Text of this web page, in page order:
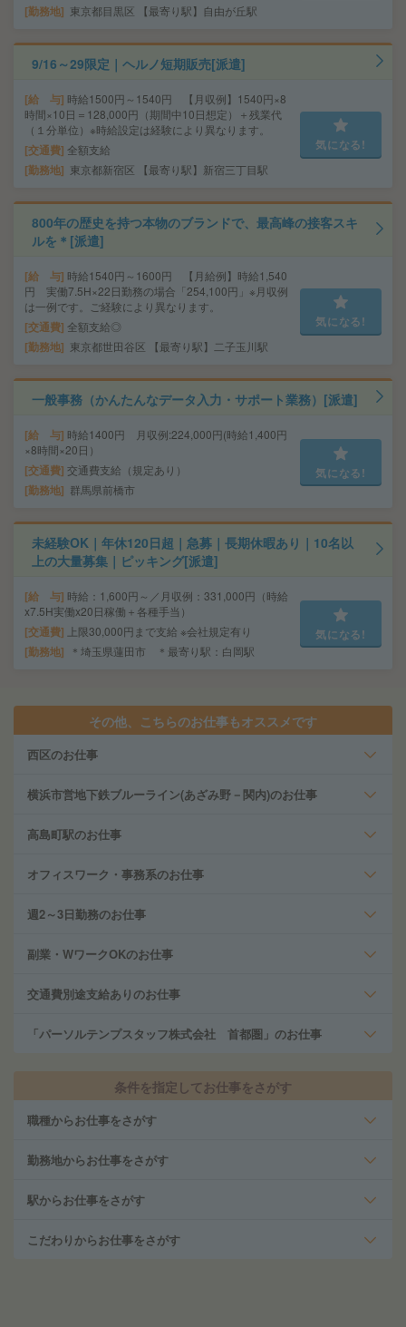
勤務地 東京都目黒区 【最寄り駅】自由が丘駅
9/16～29限定｜ヘルノ短期販売[派遣]
給 与 時給1500円～1540円 【月収例】1540円×8
時間×10日＝128,000円（期間中10日想定）＋残業代
（１分単位）※時給設定は経験により異なります。
交通費 全額支給
勤務地 東京都新宿区 【最寄り駅】新宿三丁目駅
気になる!
800年の歴史を持つ本物のブランドで、最高峰の接客スキ
ルを＊[派遣]
給 与 時給1540円～1600円 【月給例】時給1,540
円 実働7.5H×22日勤務の場合「254,100円」※月収例
は一例です。ご経験により異なります。
交通費 全額支給◎
勤務地 東京都世田谷区 【最寄り駅】二子玉川駅
気になる!
一般事務（かんたんなデータ入力・サポート業務）[派遣]
給 与 時給1400円 月収例:224,000円(時給1,400円
×8時間×20日）
交通費 交通費支給（規定あり）
勤務地 群馬県前橋市
気になる!
未経験OK｜年休120日超｜急募｜長期休暇あり｜10名以
上の大量募集｜ピッキング[派遣]
給 与 時給：1,600円～／月収例：331,000円（時給
x7.5H実働x20日稼働＋各種手当）
交通費 上限30,000円まで支給 ※会社規定有り
勤務地 ＊埼玉県蓮田市 ＊最寄り駅：白岡駅
気になる!
その他、こちらのお仕事もオススメです
西区のお仕事
横浜市営地下鉄ブルーライン(あざみ野－関内)のお仕事
高島町駅のお仕事
オフィスワーク・事務系のお仕事
週2～3日勤務のお仕事
副業・WワークOKのお仕事
交通費別途支給ありのお仕事
「パーソルテンプスタッフ株式会社 首都圏」のお仕事
条件を指定してお仕事をさがす
職種からお仕事をさがす
勤務地からお仕事をさがす
駅からお仕事をさがす
こだわりからお仕事をさがす